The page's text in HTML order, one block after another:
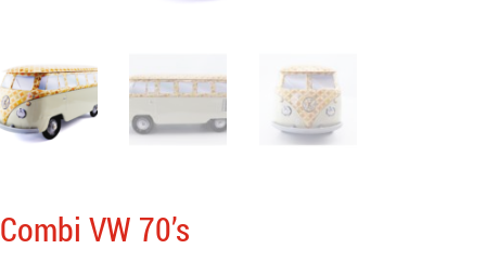
Combi VW 70’s